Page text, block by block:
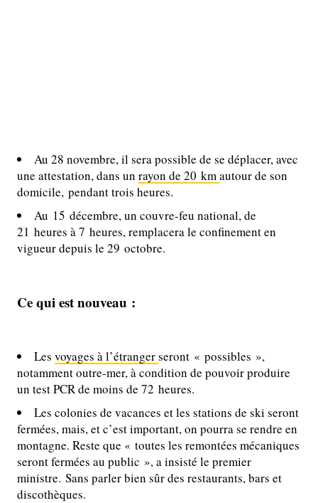
Au 28 novembre, il sera possible de se déplacer, avec
une attestation, dans un rayon de 20 kmautour de son
domicile, pendant trois heures.
Au 15 décembre, un couvre-feu national, de
21 heures à 7 heures, remplacera le confinement en
vigueur depuis le 29 octobre.
Ce qui est nouveau :
Les voyages à l’étrangerseront « possibles »,
notamment outre-mer, à condition de pouvoir produire
un test PCR de moins de 72 heures.
Les colonies de vacances et les stations de ski seront
fermées, mais, et c’est important, on pourra se rendre en
montagne. Reste que « toutes les remontées mécaniques
seront fermées au public », a insisté le premier
ministre. Sans parler bien sûr des restaurants, bars et
discothèques.